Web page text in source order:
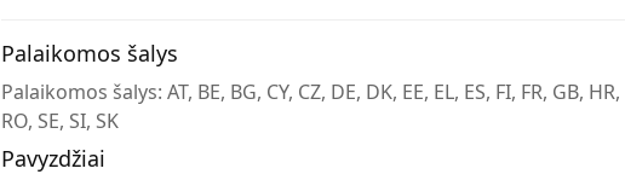
Palaikomos šalys
Palaikomos šalys: AT, BE, BG, CY, CZ, DE, DK, EE, EL, ES, FI, FR, GB,
RO, SE, SI, SK
Pavyzdžiai